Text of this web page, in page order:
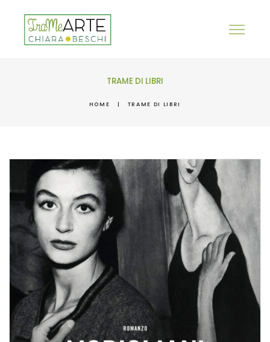
TRAME DI LIBRI
HOME | TRAME DI LIBRI